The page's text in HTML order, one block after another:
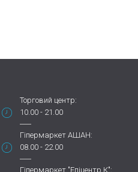
Торговий центр:
10.00 - 21.00
Гіпермаркет АШАН:
08.00 - 22.00
Гіпермаркет "Епіцентр К":